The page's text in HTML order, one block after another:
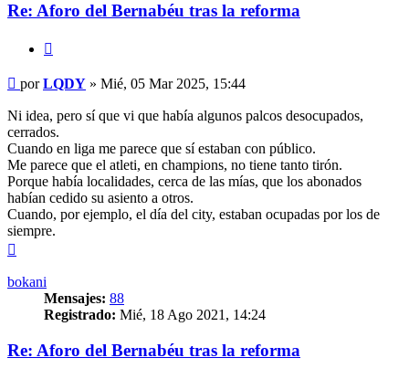
Re: Aforo del Bernabéu tras la reforma
Mensaje
porLQDY » Mié, 05 Mar 2025, 15:44
Ni idea, pero sí que vi que había algunos palcos desocupados,
cerrados.
Cuando en liga me parece que sí estaban con público.
Me parece que el atleti, en champions, no tiene tanto tirón.
Porque había localidades, cerca de las mías, que los abonados
habían cedido su asiento a otros.
Cuando, por ejemplo, el día del city, estaban ocupadas por los de
siempre.
bokani
Mensajes: 88
Registrado: Mié, 18 Ago 2021, 14:24
Re: Aforo del Bernabéu tras la reforma